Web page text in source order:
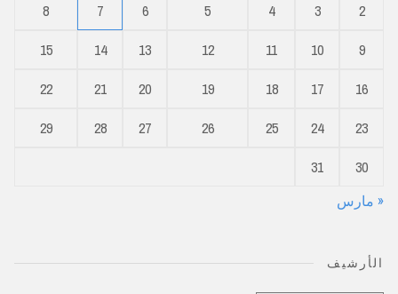
2
3
4
5
6
7
8
9
10
11
12
13
14
15
16
17
18
19
20
21
22
23
24
25
26
27
28
29
30
31
« مارس
الأرشيف